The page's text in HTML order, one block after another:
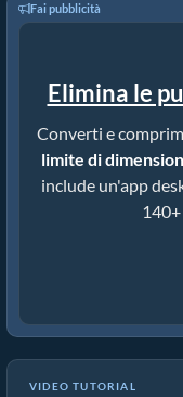
Fai pubblicità
Elimina le
Converti e
limite di
include un'app
VIDEO TUTORIAL